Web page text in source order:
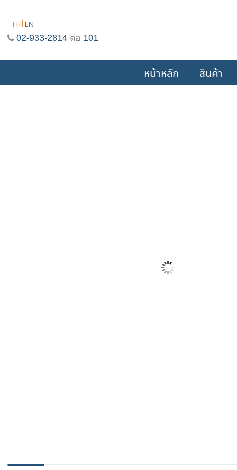
TH EN
02-933-2814 ต่อ 101
หน้าหลัก สินค้า